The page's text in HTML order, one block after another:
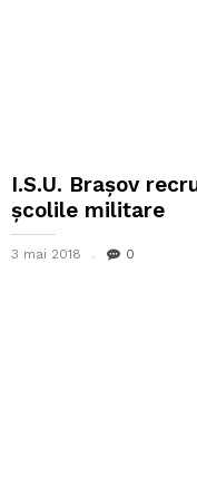
I.S.U. Braşov
şcolile militare
3 mai 2018 0